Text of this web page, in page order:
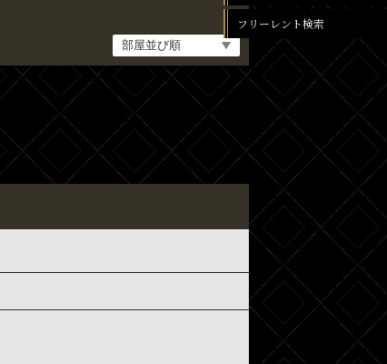
フリーレント検索